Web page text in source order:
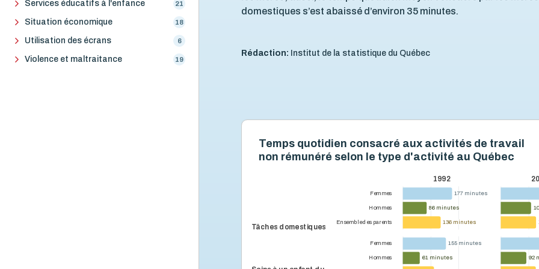
Services éducatifs à l'enfance 21
Situation économique 18
Utilisation des écrans 6
Violence et maltraitance 19
domestiques s’est abaissé d’environ 35 minutes.
Rédaction: Institut de la statistique du Québec
Temps quotidien consacré aux activités de travail
non rémunéré selon le type d'activité au Québec
177 minutes
177 minutes
86 minutes
86 minutes
136 minutes
136 minutes
155 minutes
155 minutes
61 minutes
61 minutes 92
92
1992
Tâches domestiques
Femmes
Hommes
Ensemble des parents
Femmes
Hommes